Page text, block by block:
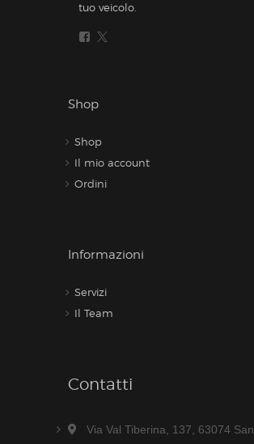
tuo veicolo.
Shop
Shop
Il mio account
Ordini
Informazioni
Servizi
Il Team
Contatti
Via Val Tiberina, 137, 63074 San